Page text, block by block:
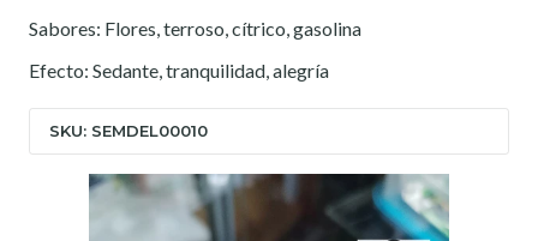
Sabores: Flores, terroso, cítrico, gasolina
Efecto: Sedante, tranquilidad, alegría
SKU: SEMDEL00010